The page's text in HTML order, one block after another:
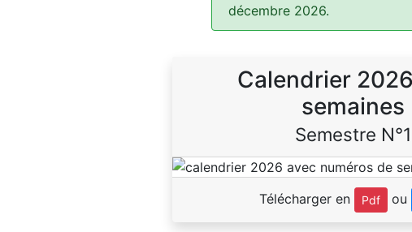
décembre 2026.
Calendrier
semaines
Semestre N°1
Télécharger en Pdf ou